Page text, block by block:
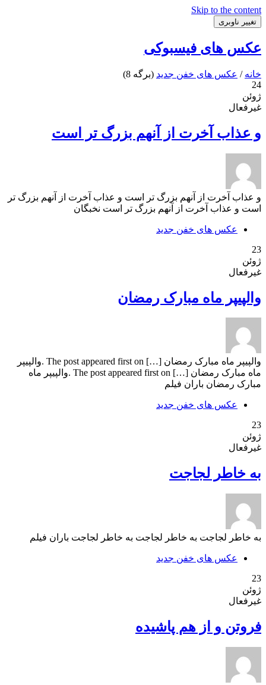
Skip to the content
تغییر ناوبری
عکس های فیسبوکی
خانه / عکس های خفن جدید (برگه 8)
24
ژوئن
غیرفعال
و عذاب آخرت از آنهم بزرگ تر است
و عذاب آخرت از آنهم بزرگ تر است و عذاب آخرت از آنهم بزرگ تر
است و عذاب آخرت از آنهم بزرگ تر است نخبگان
عکس های خفن جدید
23
ژوئن
غیرفعال
والپیپر ماه مبارک رمضان
والپیپر ماه مبارک رمضان […] The post appeared first on .والپیپر
ماه مبارک رمضان […] The post appeared first on .والپیپر ماه
مبارک رمضان باران فیلم
عکس های خفن جدید
23
ژوئن
غیرفعال
به خاطر لجاجت
به خاطر لجاجت به خاطر لجاجت به خاطر لجاجت باران فیلم
عکس های خفن جدید
23
ژوئن
غیرفعال
فروتن و از هم پاشیده